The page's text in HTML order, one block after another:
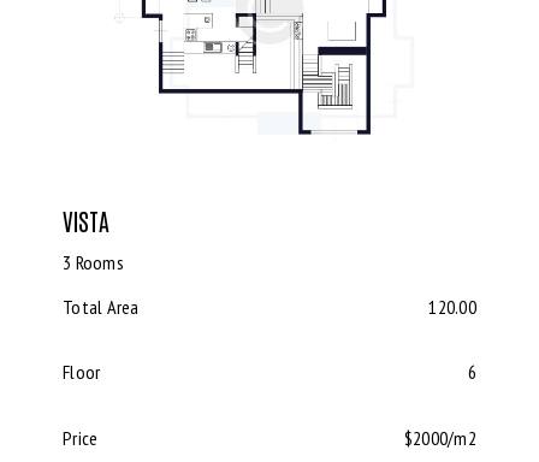
VISTA
3 Rooms
Total Area
120.00
Floor 6
Price $2000/m2